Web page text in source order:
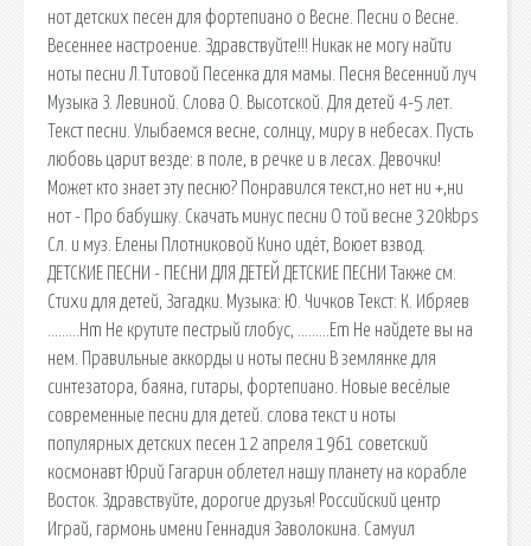
нот детских песен для фортепиано о Весне. Песни о Весне.
Весеннее настроение. Здравствуйте!!! Никак не могу найти
ноты песни Л.Титовой Песенка для мамы. Песня Весенний луч
Музыка З. Левиной. Слова О. Высотской. Для детей 4-5 лет.
Текст песни. Улыбаемся весне, солнцу, миру в небесах. Пусть
любовь царит везде: в поле, в речке и в лесах. Девочки!
Может кто знает эту песню? Понравился текст,но нет ни +,ни
нот - Про бабушку. Скачать минус песни О той весне 320kbps
Сл. и муз. Елены Плотниковой Кино идёт, Воюет взвод.
ДЕТСКИЕ ПЕСНИ - ПЕСНИ ДЛЯ ДЕТЕЙ ДЕТСКИЕ ПЕСНИ Также см.
Стихи для детей, Загадки. Музыка: Ю. Чичков Текст: К. Ибряев
………Hm Не крутите пестрый глобус, ………Em Не найдете вы на
нем. Правильные аккорды и ноты песни В землянке для
синтезатора, баяна, гитары, фортепиано. Новые весёлые
современные песни для детей. слова текст и ноты
популярных детских песен 12 апреля 1961 советский
космонавт Юрий Гагарин облетел нашу планету на корабле
Восток. Здравствуйте, дорогие друзья! Российский центр
Играй, гармонь имени Геннадия Заволокина. Самуил